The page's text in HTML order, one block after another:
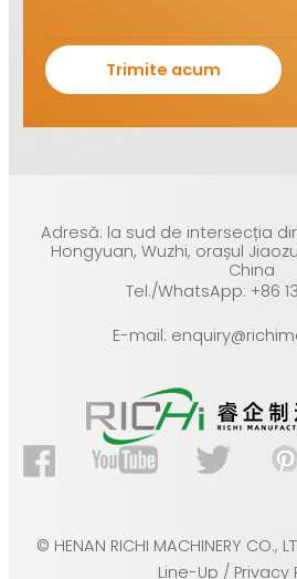
Adresă: la sud de intersecția
Hongyuan, Wuzhi, orașul
China
Tel./WhatsApp: +86
E-mail:
© HENAN RICHI MACHINERY CO.,
Line-Up / Privacy